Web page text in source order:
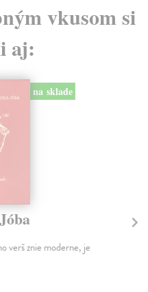
vkusom si
aj:
na sklade
verš znie moderne, je